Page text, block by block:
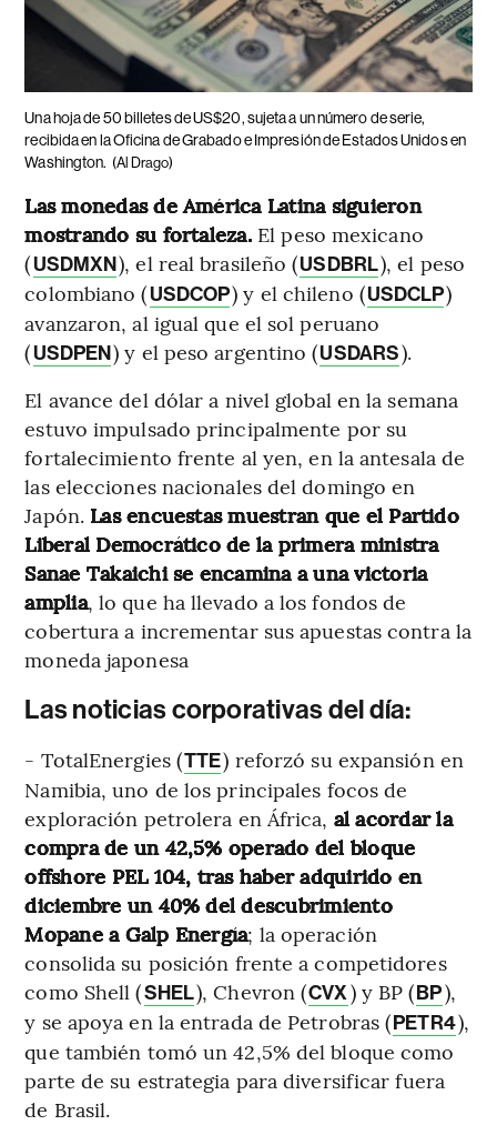
Una hoja de 50 billetes de US$20, sujeta a un número de serie,
recibida en la Oficina de Grabado e Impresión de Estados Unidos en
Washington. (Al Drago)
Las monedas de América Latina siguieron
mostrando su fortaleza. El peso mexicano
(USDMXN), el real brasileño (USDBRL), el peso
colombiano (USDCOP) y el chileno (USDCLP)
avanzaron, al igual que el sol peruano
(USDPEN) y el peso argentino (USDARS).
El avance del dólar a nivel global en la semana
estuvo impulsado principalmente por su
fortalecimiento frente al yen, en la antesala de
las elecciones nacionales del domingo en
Japón. Las encuestas muestran que el Partido
Liberal Democrático de la primera ministra
Sanae Takaichi se encamina a una victoria
amplia, lo que ha llevado a los fondos de
cobertura a incrementar sus apuestas contra la
moneda japonesa
Las noticias corporativas del día:
- TotalEnergies (TTE) reforzó su expansión en
Namibia, uno de los principales focos de
exploración petrolera en África, al acordar la
compra de un 42,5% operado del bloque
offshore PEL 104, tras haber adquirido en
diciembre un 40% del descubrimiento
Mopane a Galp Energía; la operación
consolida su posición frente a competidores
como Shell (SHEL), Chevron (CVX) y BP (BP),
y se apoya en la entrada de Petrobras (PETR4),
que también tomó un 42,5% del bloque como
parte de su estrategia para diversificar fuera
de Brasil.